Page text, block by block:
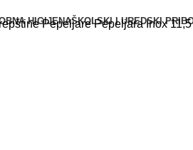
HIGIJENAŠKOLSKI I UREDSKI
PepeljarePepeljara Inox